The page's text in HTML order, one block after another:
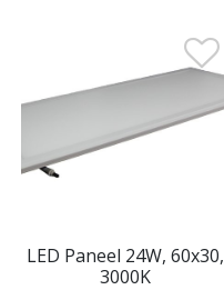
LED Paneel 24W, 60x30,
3000K